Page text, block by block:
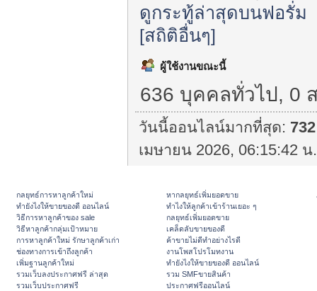
ดูกระทู้ล่าสุดบนฟอรั่ม
[สถิติอื่นๆ]
ผู้ใช้งานขณะนี้
636 บุคคลทั่วไป, 0
วันนี้ออนไลน์มากที่สุด: 732
เมษายน 2026, 06:15:42 น
กลยุทธ์การหาลูกค้าใหม่
ทํายังไงให้ขายของดี ออนไลน์
วิธีการหาลูกค้าของ sale
วิธีหาลูกค้ากลุ่มเป้าหมาย
การหาลูกค้าใหม่ รักษาลูกค้าเก่า
ช่องทางการเข้าถึงลูกค้า
เพิ่มฐานลูกค้าใหม่
รวมเว็บลงประกาศฟรี ล่าสุด
รวมเว็บประกาศฟรี
หากลยุทธ์เพิ่มยอดขาย
ทําไงให้ลูกค้าเข้าร้านเยอะ ๆ
กลยุทธ์เพิ่มยอดขาย
เคล็ดลับขายของดี
ค้าขายไม่ดีทำอย่างไรดี
งานโพสโปรโมทงาน
ทํายังไงให้ขายของดี ออนไลน์
รวม SMFขายสินค้า
ประกาศฟรีออนไลน์